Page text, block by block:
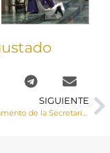
SIGUIENTE
Nuevo documento de la Secretaría General del Sínodo: Hacia octubre de 2024